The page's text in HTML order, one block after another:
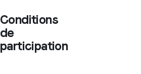
Conditions
de
participation